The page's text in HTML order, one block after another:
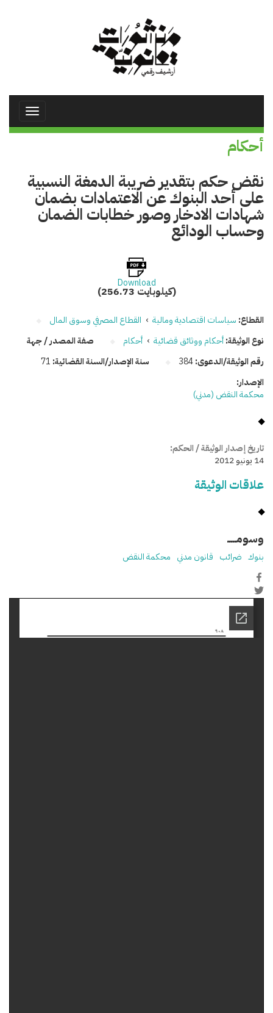
Toggle
أحكام
نقض حكم بتقدير ضريبة الدمغة النسبية
على أحد البنوك عن الاعتمادات بضمان
شهادات الادخار وصور خطابات الضمان
وحساب الودائع
Download
(256.73 كيلوبايت)
القطاع: سياسات اقتصادية ومالية › القطاع المصرفي وسوق المال
نوع الوثيقة:أحكام ووثائق قضائية › أحكام
رقم الوثيقة/الدعوى:384 سنة الإصدار/السنة القضائية: 71
صفة المصدر / جهة
الإصدار:
محكمة النقض (مدني)
تاريخ إصدار الوثيقة / الحكم:
14 يونيو 2012
علاقات الوثيقة
وسومـــــ
بنوك ضرائب قانون مدني محكمة النقض